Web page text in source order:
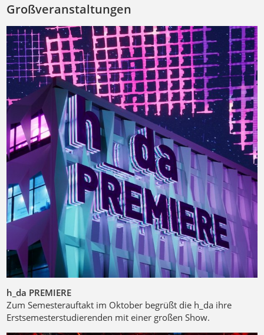
Großveranstaltungen
h_da PREMIERE
Zum Semesterauftakt im Oktober begrüßt die h_da ihre
Erstsemesterstudierenden mit einer großen Show.